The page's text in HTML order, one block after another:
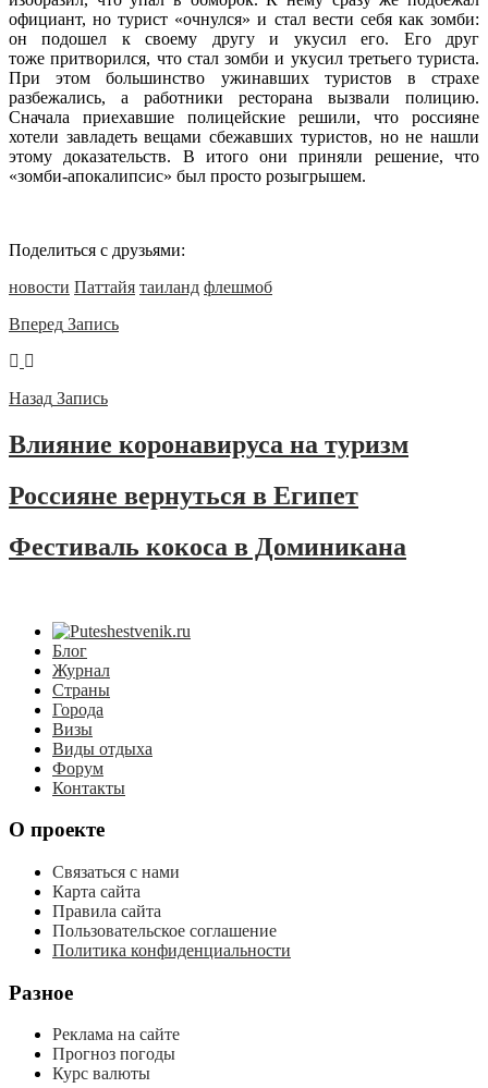
официант, но турист «очнулся» и стал вести себя как зомби:
он подошел к своему другу и укусил его. Его друг
тоже притворился, что стал зомби и укусил третьего туриста.
При этом большинство ужинавших туристов в страхе
разбежались, а работники ресторана вызвали полицию.
Сначала приехавшие полицейские решили, что россияне
хотели завладеть вещами сбежавших туристов, но не нашли
этому доказательств. В итого они приняли решение, что
«зомби-апокалипсис» был просто розыгрышем.
Поделиться с друзьями:
новости Паттайя таиланд флешмоб
Вперед Запись
Назад Запись
Влияние коронавируса на туризм
Россияне вернуться в Египет
Фестиваль кокоса в Доминикана
Блог
Журнал
Страны
Города
Визы
Виды отдыха
Форум
Контакты
О проекте
Связаться с нами
Карта сайта
Правила сайта
Пользовательское соглашение
Политика конфиденциальности
Разное
Реклама на сайте
Прогноз погоды
Курс валюты